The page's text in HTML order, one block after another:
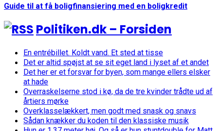
Guide til at få boligfinansiering med en boligkredit
Politiken.dk – Forsiden
En entrébillet. Koldt vand. Et sted at tisse
Det er altid spøjst at se sit eget land i lyset af et andet
Det her er et forsvar for byen, som mange ellers elsker
at hade
Overraskelserne stod i kø, da de tre kvinder trådte ud af
årtiers mørke
Overklasselækkert, men godt med snask og snavs
Sådan knækker du koden til den klassiske musik